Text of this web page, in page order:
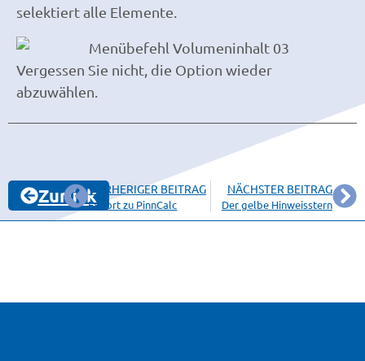
selektiert alle Elemente.
Vergessen Sie nicht, die Option wieder
abzuwählen.
ZurückVORHERIGER BEITRAG
Export zu PinnCalc
NÄCHSTER BEITRAG
Der gelbe Hinweisstern